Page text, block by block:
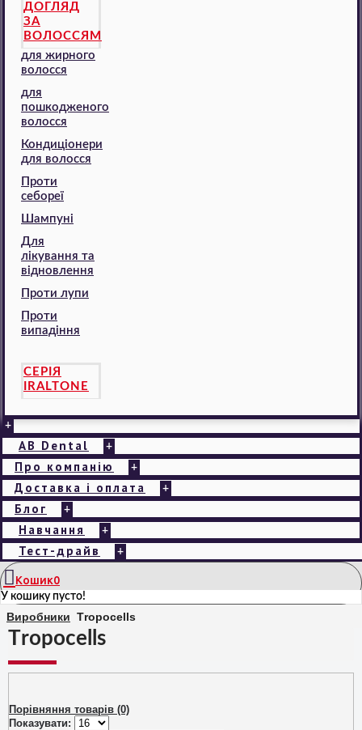
ДОГЛЯД
ЗА
ВОЛОССЯМ
для жирного
волосся
для
пошкодженого
волосся
Кондиціонери
для волосся
Проти
себореї
Шампуні
Для
лікування та
відновлення
Проти лупи
Проти
випадіння
СЕРІЯ
IRALTONE
+
AB Dental +
Про компанію +
Доставка і оплата +
Блог +
Навчання +
Тест-драйв +
Кошик0
У кошику пусто!
Виробники Тropocells
Тropocells
Порівняння товарів (0)
Показувати: